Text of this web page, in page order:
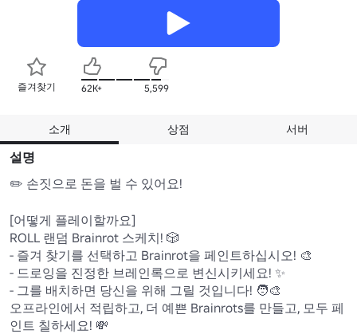
즐겨찾기 62K+ 5,599
소개 상점 서버
설명
✏️ 손짓으로 돈을 벌 수 있어요!
[어떻게 플레이할까요]
ROLL 랜덤 Brainrot 스케치! 🎲
- 즐겨 찾기를 선택하고 Brainrot을 페인트하십시오! 🎨
- 드로잉을 진정한 브레인록으로 변신시키세요! ✨
- 그를 배치하면 당신을 위해 그릴 것입니다! 🧑‍🎨
오프라인에서 적립하고, 더 예쁜 Brainrots를 만들고, 모두 페
인트 칠하세요! 💸